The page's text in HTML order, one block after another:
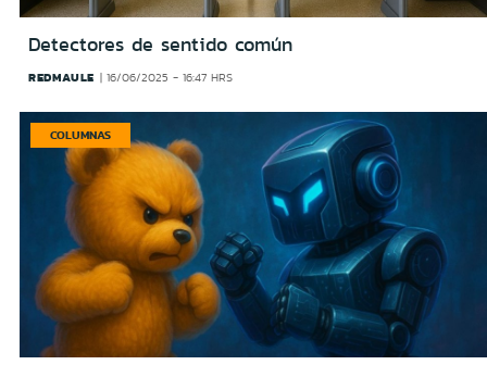
Detectores de sentido común
REDMAULE 16/06/2025 - 16:47 HRS
COLUMNAS